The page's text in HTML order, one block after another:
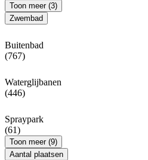
Toon meer (3)
Zwembad
Buitenbad
(767)
Waterglijbanen
(446)
Spraypark
(61)
Toon meer (9)
Aantal plaatsen